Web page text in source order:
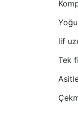
lif
Tek